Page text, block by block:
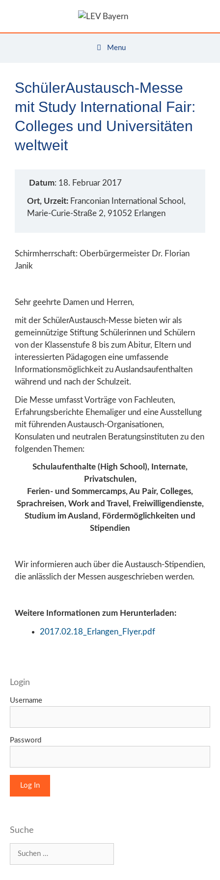
Menu
SchülerAustausch-Messe
mit Study International Fair:
Colleges und Universitäten
weltweit
Datum: 18. Februar 2017
Ort, Urzeit: Franconian International School,
Marie-Curie-Straße 2, 91052 Erlangen
Schirmherrschaft: Oberbürgermeister Dr. Florian
Janik
Sehr geehrte Damen und Herren,
mit der SchülerAustausch-Messe bieten wir als
gemeinnützige Stiftung Schülerinnen und Schülern
von der Klassenstufe 8 bis zum Abitur, Eltern und
interessierten Pädagogen eine umfassende
Informationsmöglichkeit zu Auslandsaufenthalten
während und nach der Schulzeit.
Die Messe umfasst Vorträge von Fachleuten,
Erfahrungsberichte Ehemaliger und eine Ausstellung
mit führenden Austausch-Organisationen,
Konsulaten und neutralen Beratungsinstituten zu den
folgenden Themen:
Schulaufenthalte (High School), Internate,
Privatschulen,
Ferien- und Sommercamps, Au Pair, Colleges,
Sprachreisen, Work and Travel, Freiwilligendienste,
Studium im Ausland, Fördermöglichkeiten und
Stipendien
Wir informieren auch über die Austausch-Stipendien,
die anlässlich der Messen ausgeschrieben werden.
Weitere Informationen zum Herunterladen:
2017.02.18_Erlangen_Flyer.pdf
Login
Username
Password
Suche